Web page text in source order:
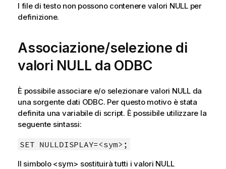
r
m
i
c
a
I file di testo non possono contenere valori NULLper
definizione.
Associazione/selezione di
valori NULL da ODBC
È possibile associare e/o selezionare valori NULLda
una sorgente dati ODBC. Per questo motivo è stata
definita una variabile di script. È possibile utilizzare la
seguente sintassi:
SET NULLDISPLAY=<sym>;
Il simbolo <sym> sostituirà tutti i valori NULL